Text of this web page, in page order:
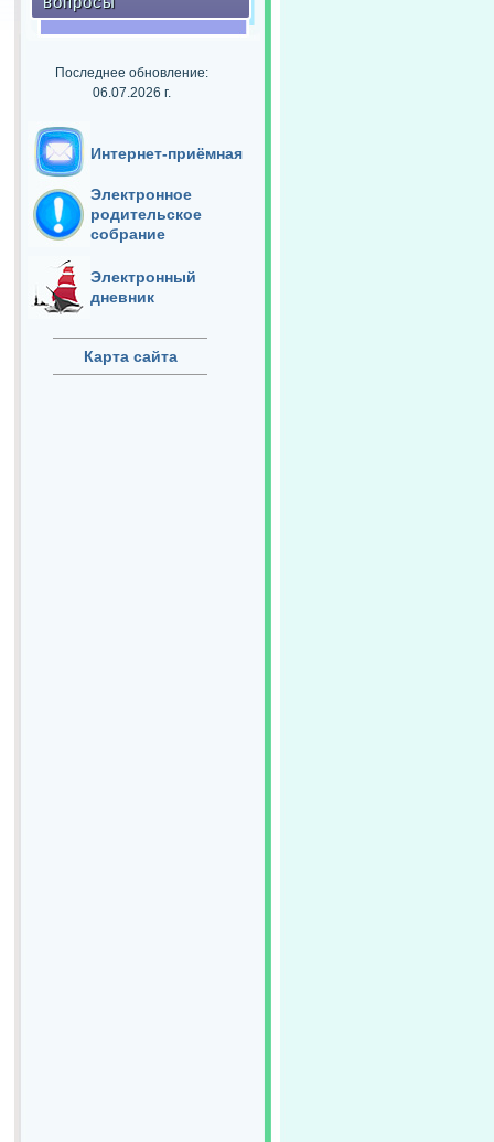
Последнее обновление:
06.07.2026 г.
Интернет-приёмная
Электронное
родительское
собрание
Электронный
дневник
Карта сайта